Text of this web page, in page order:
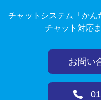
チャットシステム「か
チャット対応
お問い